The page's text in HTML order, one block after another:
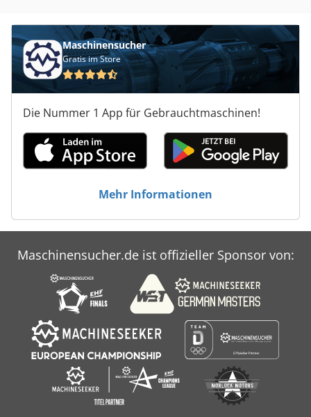
Maschinensucher
Gratis im Store
Die Nummer 1 App für Gebrauchtmaschinen!
Mehr Informationen
Maschinensucher.de ist offizieller Sponsor von: